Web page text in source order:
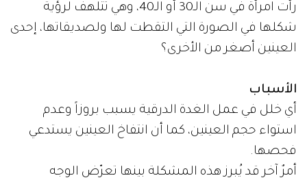
رأت امرأة في سن الـ30 أو الـ40، وهي تتلهف لرؤية
شكلها في الصورة التي التقطت لها ولصديقاتها، إحدى
العينين أصغر من الأخرى؟
الأسباب
أي خلل في عمل الغدة الدرقية يسبب بروزاً وعدم
استواء حجم العينين، كما أن انتفاخ العينين يستدعي
فحصها.
أمرٌ آخر قد يُبرز هذه المشكلة بينها تعرّض الوجه